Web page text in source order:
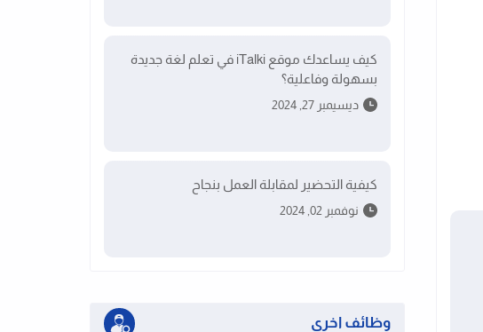
كيف يساعدك موقع iTalki في تعلم لغة جديدة
بسهولة وفاعلية؟
ديسيمبر 27, 2024
كيفية التحضير لمقابلة العمل بنجاح
نوفمبر 02, 2024
وظائف اخرى